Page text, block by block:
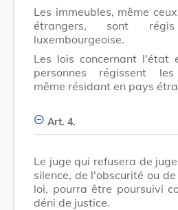
Les immeubles, même
étrangers, sont
luxembourgeoise.
Les lois concernant l'état
personnes régissent les
même résidant en pays
Art. 4.
Le juge qui refusera de
silence, de l'obscurité ou
loi, pourra être poursuivi
déni de justice.